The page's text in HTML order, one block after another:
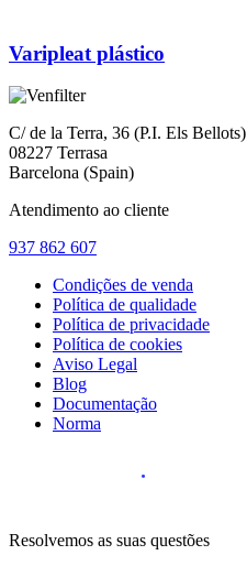
Varipleat plástico
C/ de la Terra, 36 (P.I. Els Bellots)
08227 Terrasa
Barcelona (Spain)
Atendimento ao cliente
937 862 607
Condições de venda
Política de qualidade
Política de privacidade
Política de cookies
Aviso Legal
Blog
Documentação
Norma
Resolvemos as suas questões